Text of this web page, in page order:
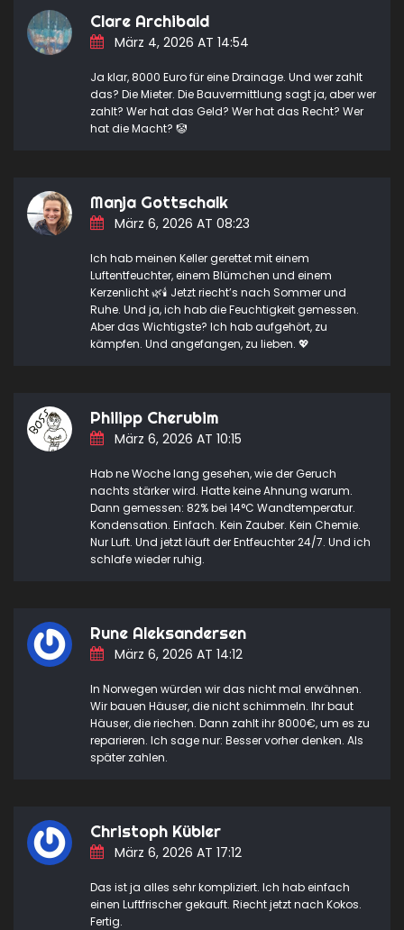
Clare Archibald
März 4, 2026 AT 14:54
Ja klar, 8000 Euro für eine Drainage. Und wer zahlt
das? Die Mieter. Die Bauvermittlung sagt ja, aber wer
zahlt? Wer hat das Geld? Wer hat das Recht? Wer
hat die Macht? 🤡
Manja Gottschalk
März 6, 2026 AT 08:23
Ich hab meinen Keller gerettet mit einem
Luftentfeuchter, einem Blümchen und einem
Kerzenlicht 🌿🕯️ Jetzt riecht’s nach Sommer und
Ruhe. Und ja, ich hab die Feuchtigkeit gemessen.
Aber das Wichtigste? Ich hab aufgehört, zu
kämpfen. Und angefangen, zu lieben. 💖
Philipp Cherubim
März 6, 2026 AT 10:15
Hab ne Woche lang gesehen, wie der Geruch
nachts stärker wird. Hatte keine Ahnung warum.
Dann gemessen: 82% bei 14°C Wandtemperatur.
Kondensation. Einfach. Kein Zauber. Kein Chemie.
Nur Luft. Und jetzt läuft der Entfeuchter 24/7. Und ich
schlafe wieder ruhig.
Rune Aleksandersen
März 6, 2026 AT 14:12
In Norwegen würden wir das nicht mal erwähnen.
Wir bauen Häuser, die nicht schimmeln. Ihr baut
Häuser, die riechen. Dann zahlt ihr 8000€, um es zu
reparieren. Ich sage nur: Besser vorher denken. Als
später zahlen.
Christoph Kübler
März 6, 2026 AT 17:12
Das ist ja alles sehr kompliziert. Ich hab einfach
einen Luftfrischer gekauft. Riecht jetzt nach Kokos.
Fertig.